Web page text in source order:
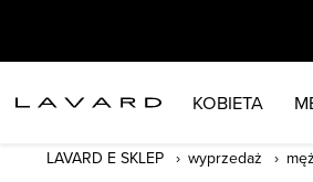
KOBIETA
LAVARD E SKLEP wyprzedaż